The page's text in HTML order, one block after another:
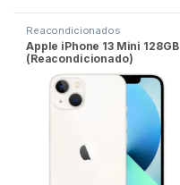
Reacondicionados
Apple iPhone 13 Mini 128GB
(Reacondicionado)